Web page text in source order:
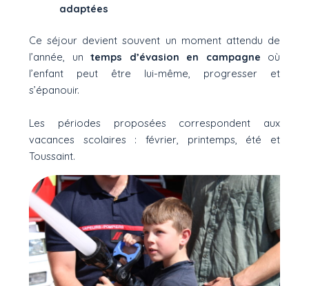
adaptées
Ce séjour devient souvent un moment attendu de
l’année, un temps d’évasion en campagne où
l’enfant peut être lui-même, progresser et
s’épanouir.
Les périodes proposées correspondent aux
vacances scolaires : février, printemps, été et
Toussaint.